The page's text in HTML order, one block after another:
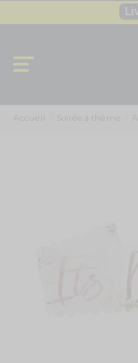
Accueil Soirée à thème